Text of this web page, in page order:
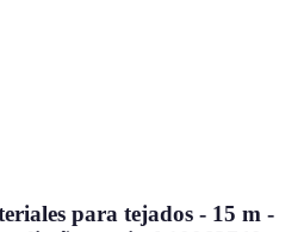
para tejados - 15 m -